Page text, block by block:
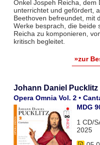
Onkel Jospeh Reicha, dem
unterrichtet und gefördert,
Beethoven befreundet, mit
Werke besprach, die beide
Reicha zu komponieren,
kritisch begleitet.
»zur
Johann Daniel Pucklitz
Opera Omnia Vol. 2 •
MDG
1 CD/
2025